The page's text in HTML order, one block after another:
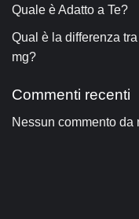
Quale è Adatto a Te?
Qual è la differenza
mg?
Commenti recenti
Nessun commento da